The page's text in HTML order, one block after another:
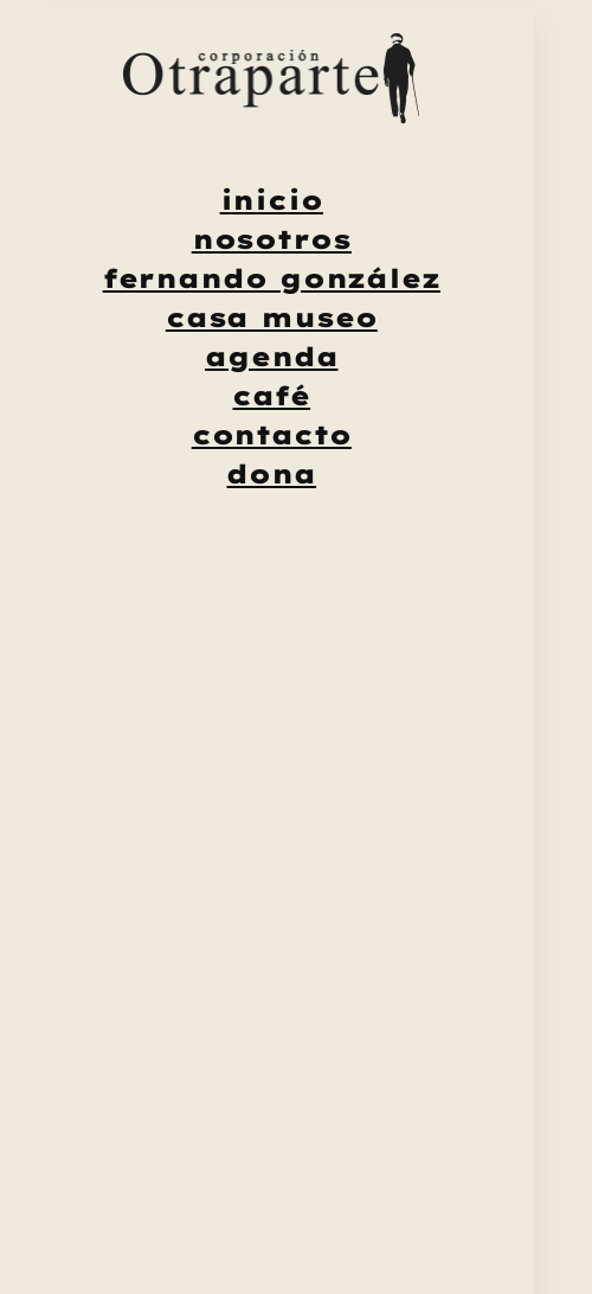
inicio
nosotros
fernando gonzález
casa museo
agenda
café
contacto
dona